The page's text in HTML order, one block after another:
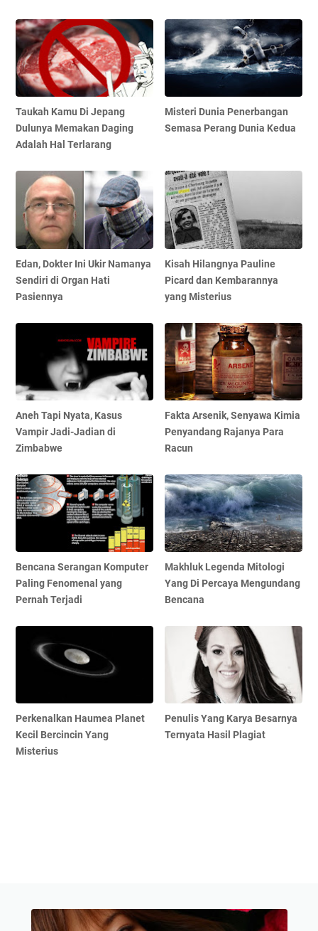
Taukah Kamu Di Jepang
Dulunya Memakan Daging
Adalah Hal Terlarang
Misteri Dunia Penerbangan
Semasa Perang Dunia Kedua
Edan, Dokter Ini Ukir Namanya
Sendiri di Organ Hati
Pasiennya
Kisah Hilangnya Pauline
Picard dan Kembarannya
yang Misterius
Aneh Tapi Nyata, Kasus
Vampir Jadi-Jadian di
Zimbabwe
Fakta Arsenik, Senyawa Kimia
Penyandang Rajanya Para
Racun
Bencana Serangan Komputer
Paling Fenomenal yang
Pernah Terjadi
Makhluk Legenda Mitologi
Yang Di Percaya Mengundang
Bencana
Perkenalkan Haumea Planet
Kecil Bercincin Yang
Misterius
Penulis Yang Karya Besarnya
Ternyata Hasil Plagiat